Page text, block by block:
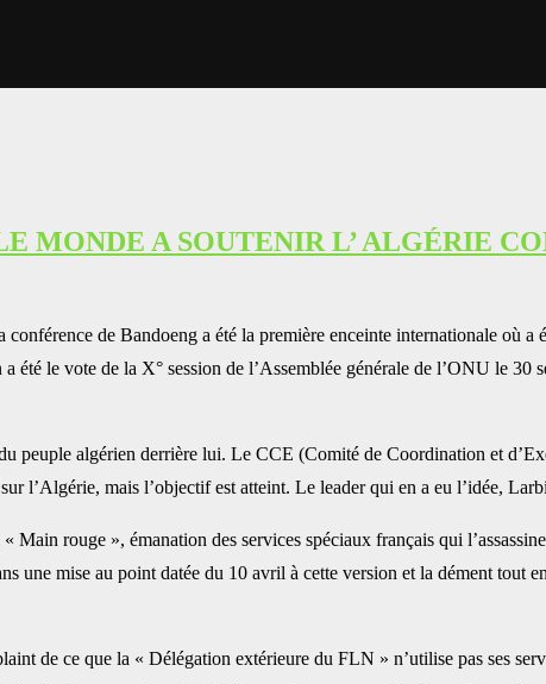
MONDE A SOUTENIR L’ ALGÉRIE
de Bandoeng a été la première enceinte internationale où a
le vote de la X° session de l’Assemblée générale de l’ONU le 30
peuple algérien derrière lui. Le CCE (Comité de Coordination et
l’Algérie, mais l’objectif est atteint. Le leader qui en a eu l’idée,
rouge », émanation des services spéciaux français qui
mise au point datée du 10 avril à cette version et la dément tout
de ce que la « Délégation extérieure du FLN » n’utilise pas ses